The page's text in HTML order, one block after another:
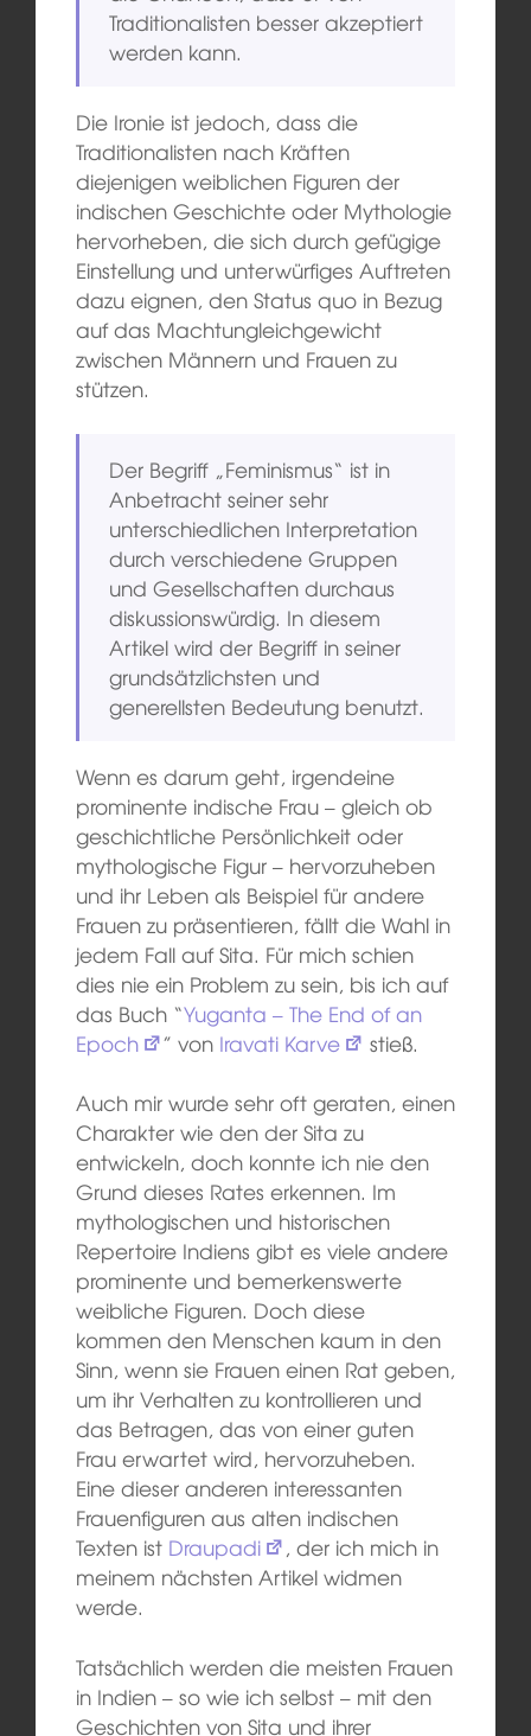
Traditionalisten besser akzeptiert
werden kann.
Die Ironie ist jedoch, dass die
Traditionalisten nach Kräften
diejenigen weiblichen Figuren der
indischen Geschichte oder Mythologie
hervorheben, die sich durch gefügige
Einstellung und unterwürfiges Auftreten
dazu eignen, den Status quo in Bezug
auf das Machtungleichgewicht
zwischen Männern und Frauen zu
stützen.
Der Begriff „Feminismus“ ist in
Anbetracht seiner sehr
unterschiedlichen Interpretation
durch verschiedene Gruppen
und Gesellschaften durchaus
diskussionswürdig. In diesem
Artikel wird der Begriff in seiner
grundsätzlichsten und
generellsten Bedeutung benutzt.
Wenn es darum geht, irgendeine
prominente indische Frau – gleich ob
geschichtliche Persönlichkeit oder
mythologische Figur – hervorzuheben
und ihr Leben als Beispiel für andere
Frauen zu präsentieren, fällt die Wahl in
jedem Fall auf Sita. Für mich schien
dies nie ein Problem zu sein, bis ich auf
das Buch “Yuganta – The End of an
Epoch
” von Iravati Karve stieß.
Auch mir wurde sehr oft geraten, einen
Charakter wie den der Sita zu
entwickeln, doch konnte ich nie den
Grund dieses Rates erkennen. Im
mythologischen und historischen
Repertoire Indiens gibt es viele andere
prominente und bemerkenswerte
weibliche Figuren. Doch diese
kommen den Menschen kaum in den
Sinn, wenn sie Frauen einen Rat geben,
um ihr Verhalten zu kontrollieren und
das Betragen, das von einer guten
Frau erwartet wird, hervorzuheben.
Eine dieser anderen interessanten
Frauenfiguren aus alten indischen
Texten ist Draupadi
, der ich mich in
meinem nächsten Artikel widmen
werde.
Tatsächlich werden die meisten Frauen
in Indien – so wie ich selbst – mit den
Geschichten von Sita und ihrer